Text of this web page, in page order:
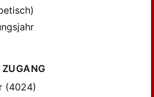
ZUGANG
(4024)